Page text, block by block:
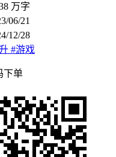
万字
06/21
12/28
#游戏
下单